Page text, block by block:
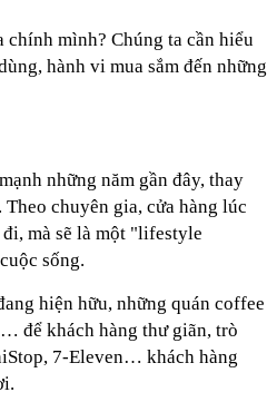
mình? Chúng ta cần hiểu
hành vi mua sắm đến những
những năm gần đây, thay
chuyên gia, cửa hàng lúc
mà sẽ là một "lifestyle
sống.
hiện hữu, những quán coffee
để khách hàng thư giãn, trò
7-Eleven… khách hàng